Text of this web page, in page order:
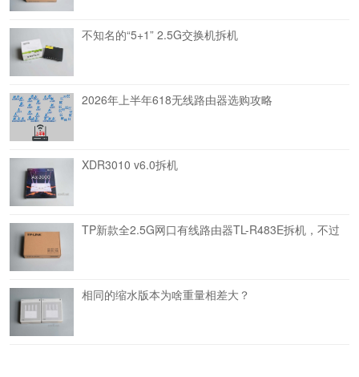
不知名的“5+1” 2.5G交换机拆机
2026年上半年618无线路由器选购攻略
XDR3010 v6.0拆机
TP新款全2.5G网口有线路由器TL-R483E拆机，不过
相同的缩水版本为啥重量相差大？